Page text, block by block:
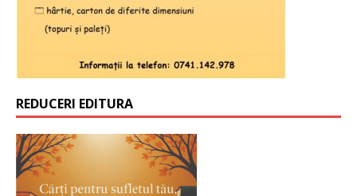
REDUCERI EDITURA